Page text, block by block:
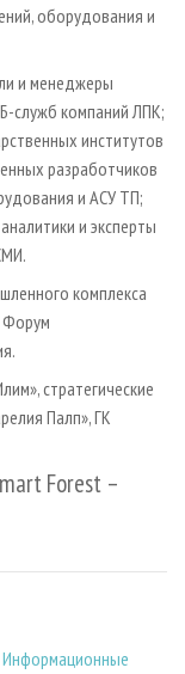
оборудования и
и менеджеры
служб компаний ЛПК;
институтов
разработчиков
и АСУ ТП;
и эксперты
комплекса
Форум
стратегические
Палп», ГК
Forest –
Информационные